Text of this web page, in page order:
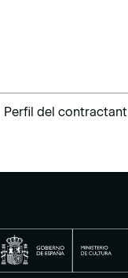
Perfil del contractant